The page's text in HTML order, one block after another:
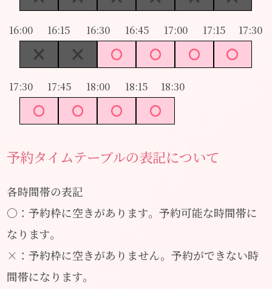
16:00 16:15 16:30 16:45 17:00 17:15 17:30
17:30 17:45 18:00 18:15 18:30
予約タイムテーブルの表記について
各時間帯の表記
〇：予約枠に空きがあります。予約可能な時間帯に
なります。
×：予約枠に空きがありません。予約ができない時
間帯になります。